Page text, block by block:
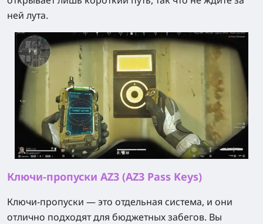
ней лута.
Ключи-пропуски AZ3 (AZ3 Pass Keys)
Ключи-пропуски — это отдельная система, и они
отлично подходят для бюджетных забегов. Вы